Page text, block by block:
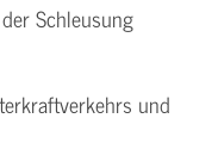
Schleusung
und